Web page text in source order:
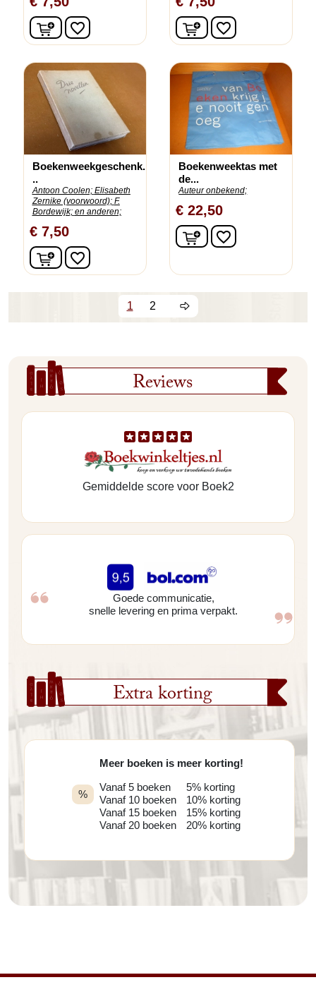
Reviews
Gemiddelde score voor Boek2
Goede communicatie,
snelle levering en prima verpakt.
Extra korting
%
Meer boeken is meer korting!
Vanaf 5 boeken
Vanaf 10 boeken
Vanaf 15 boeken
Vanaf 20 boeken
5% korting
10% korting
15% korting
20% korting
In winkelwagen
favorite_border In winkelwagen
favorite_border
Boekenweekgeschenk.
..
Antoon Coolen; Elisabeth
Zernike (voorwoord); F.
Bordewijk; en anderen;
€ 7,50
In winkelwagen
favorite_border
Boekenweektas met
de...
Auteur onbekend;
€ 22,50
In winkelwagen
favorite_border
1 2